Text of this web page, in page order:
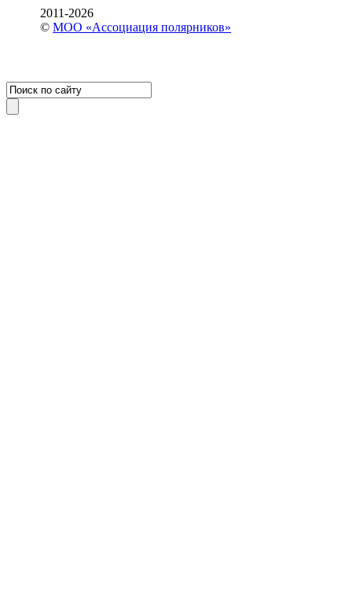
2011-2026
©МОО «Ассоциация полярников»